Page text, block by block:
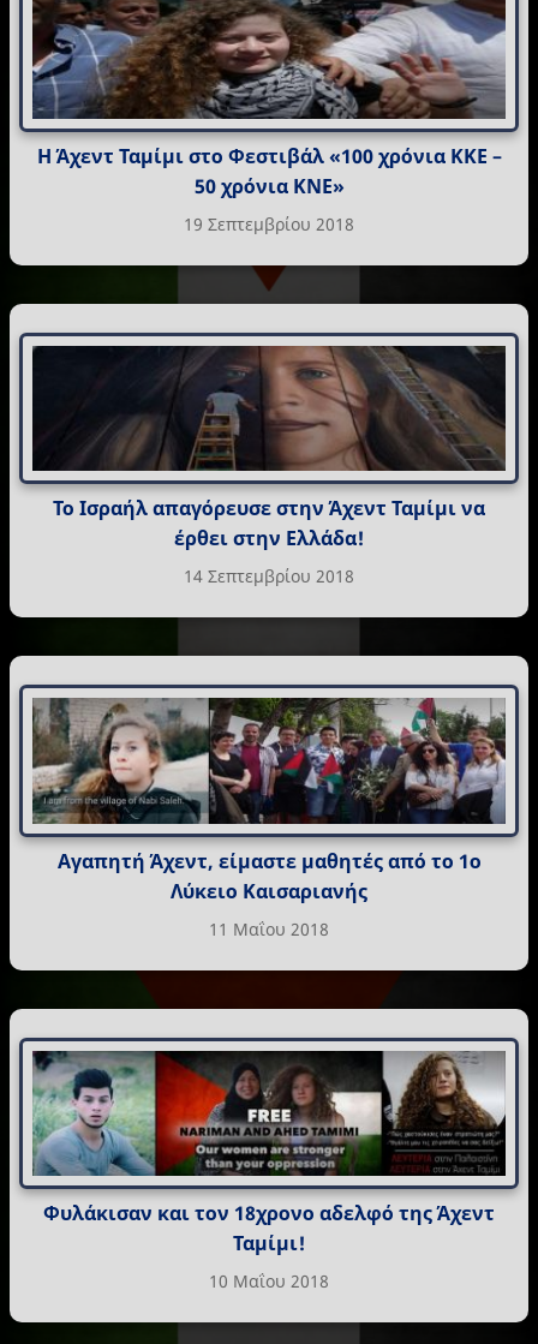
Η Άχεντ Ταμίμι στο Φεστιβάλ «100 χρόνια ΚΚΕ –
50 χρόνια ΚΝΕ»
19 Σεπτεμβρίου 2018
Το Ισραήλ απαγόρευσε στην Άχεντ Ταμίμι να
έρθει στην Ελλάδα!
14 Σεπτεμβρίου 2018
Αγαπητή Άχεντ, είμαστε μαθητές από το 1ο
Λύκειο Καισαριανής
11 Μαΐου 2018
Φυλάκισαν και τον 18χρονο αδελφό της Άχεντ
Ταμίμι!
10 Μαΐου 2018